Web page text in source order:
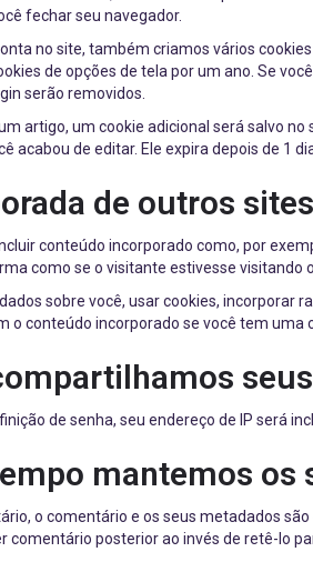
fechar seu navegador.
no site, também criamos vários
de opções de tela por um ano. Se
serão removidos.
artigo, um cookie adicional será salvo
acabou de editar. Ele expira depois de 1
de outros sites
conteúdo incorporado como, por
como se o visitante estivesse visitando
sobre você, usar cookies,
o conteúdo incorporado se você tem uma
de senha, seu endereço de IP será
mantemos os
o comentário e os seus metadados
posterior ao invés de retê-lo